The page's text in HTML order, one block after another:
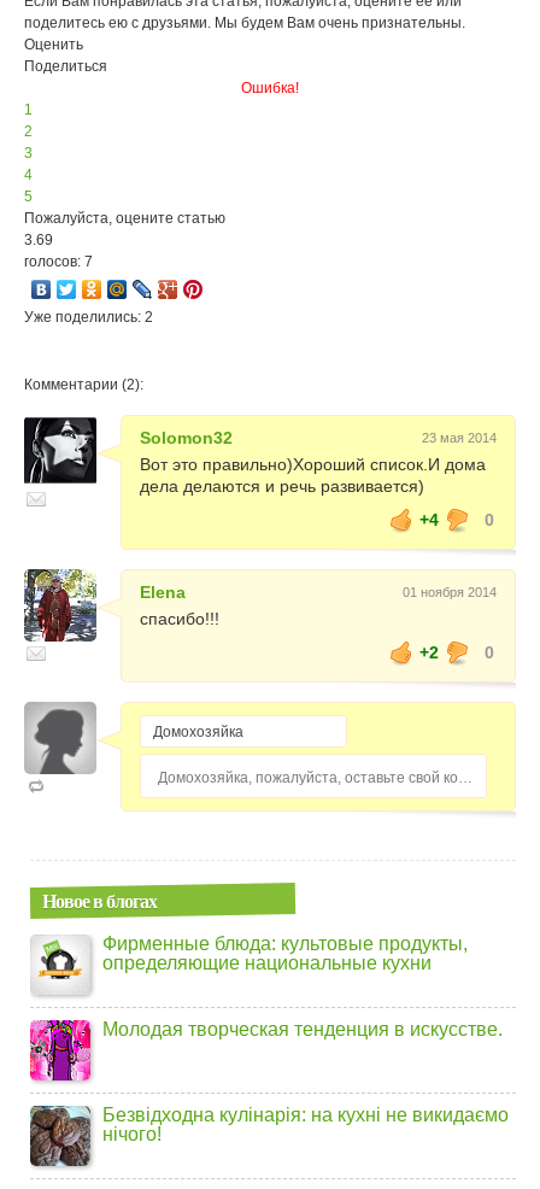
поделитесь ею с друзьями. Мы будем Вам очень признательны.
Оценить
Поделиться
Ошибка!
1
2
3
4
5
Пожалуйста, оцените статью
3.69
голосов: 7
Уже поделились: 2
Комментарии (2):
Solomon32 23 мая 2014
Вот это правильно)Хороший список.И дома
дела делаются и речь развивается)
+4
0
Elena 01 ноября 2014
спасибо!!!
+2
0
Домохозяйка, пожалуйста, оставьте свой комментарий...
Новое в блогах
Фирменные блюда: культовые продукты,
определяющие национальные кухни
Молодая творческая тенденция в искусстве.
Безвідходна кулінарія: на кухні не викидаємо
нічого!